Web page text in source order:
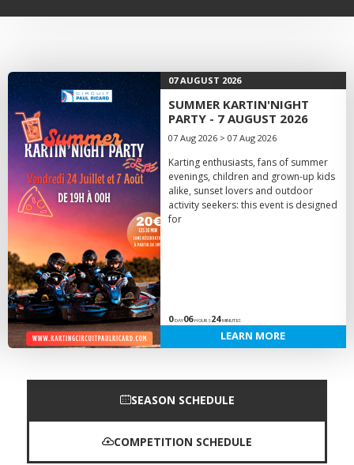
07 AUGUST 2026
SUMMER KARTIN'NIGHT
PARTY - 7 AUGUST 2026
07 Aug 2026 > 07 Aug 2026
Karting enthusiasts, fans of summer
evenings, children and grown-up kids
alike, sunset lovers and outdoor
activity seekers: this event is designed
for
0DAY06HOURS24MINUTES
LEARN MORE
SEASON SCHEDULE
COMPETITION SCHEDULE